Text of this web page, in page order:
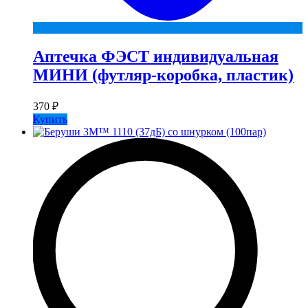
Аптечка ФЭСТ индивидуальная
МИНИ (футляр-коробка, пластик)
370 ₽
Купить